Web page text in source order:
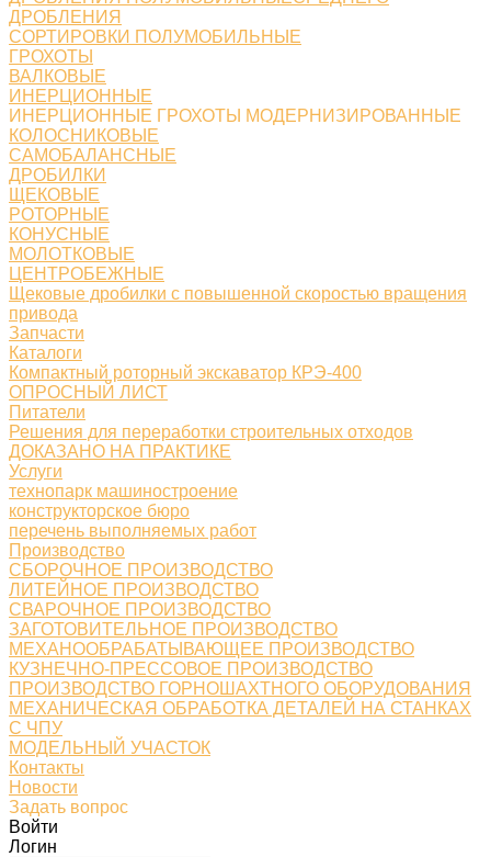
ДРОБЛЕНИЯ
СОРТИРОВКИ ПОЛУМОБИЛЬНЫЕ
ГРОХОТЫ
ВАЛКОВЫЕ
ИНЕРЦИОННЫЕ
ИНЕРЦИОННЫЕ ГРОХОТЫ МОДЕРНИЗИРОВАННЫЕ
КОЛОСНИКОВЫЕ
САМОБАЛАНСНЫЕ
ДРОБИЛКИ
ЩЕКОВЫЕ
РОТОРНЫЕ
КОНУСНЫЕ
МОЛОТКОВЫЕ
ЦЕНТРОБЕЖНЫЕ
Щековые дробилки с повышенной скоростью вращения
привода
Запчасти
Каталоги
Компактный роторный экскаватор КРЭ-400
ОПРОСНЫЙ ЛИСТ
Питатели
Решения для переработки строительных отходов
ДОКАЗАНО НА ПРАКТИКЕ
Услуги
технопарк машиностроение
конструкторское бюро
перечень выполняемых работ
Производство
СБОРОЧНОЕ ПРОИЗВОДСТВО
ЛИТЕЙНОЕ ПРОИЗВОДСТВО
СВАРОЧНОЕ ПРОИЗВОДСТВО
ЗАГОТОВИТЕЛЬНОЕ ПРОИЗВОДСТВО
МЕХАНООБРАБАТЫВАЮЩЕЕ ПРОИЗВОДСТВО
КУЗНЕЧНО-ПРЕССОВОЕ ПРОИЗВОДСТВО
ПРОИЗВОДСТВО ГОРНОШАХТНОГО ОБОРУДОВАНИЯ
МЕХАНИЧЕСКАЯ ОБРАБОТКА ДЕТАЛЕЙ НА СТАНКАХ
С ЧПУ
МОДЕЛЬНЫЙ УЧАСТОК
Контакты
Новости
Задать вопрос
Войти
Логин